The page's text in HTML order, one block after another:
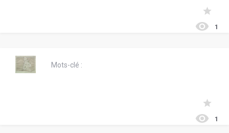
1
Mots-clé :
1